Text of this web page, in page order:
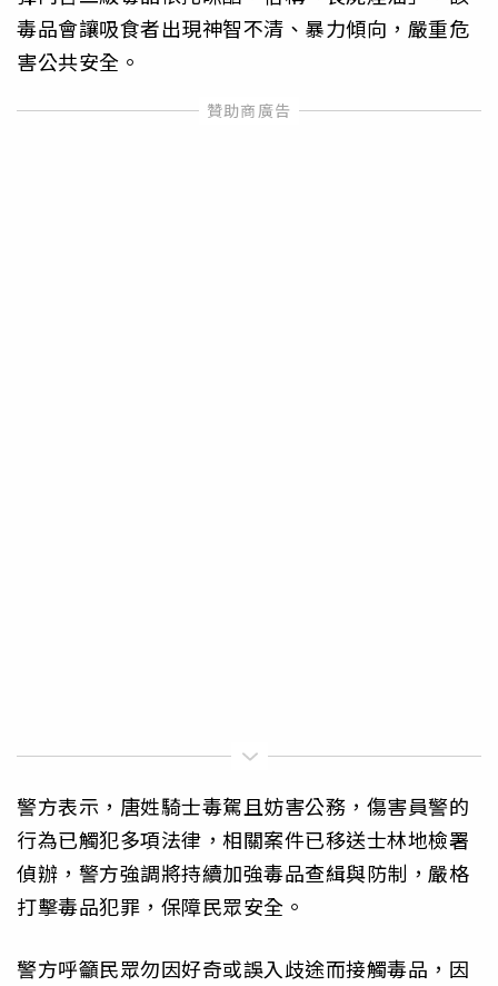
毒品會讓吸食者出現神智不清、暴力傾向，嚴重危
害公共安全。
警方表示，唐姓騎士毒駕且妨害公務，傷害員警的
行為已觸犯多項法律，相關案件已移送士林地檢署
偵辦，警方強調將持續加強毒品查緝與防制，嚴格
打擊毒品犯罪，保障民眾安全。
警方呼籲民眾勿因好奇或誤入歧途而接觸毒品，因